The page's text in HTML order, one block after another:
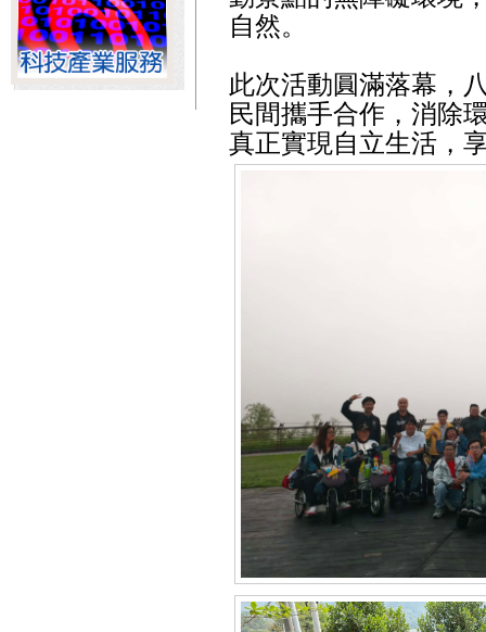
自然。
此次活動圓滿落幕，
民間攜手合作，消除
真正實現自立生活，